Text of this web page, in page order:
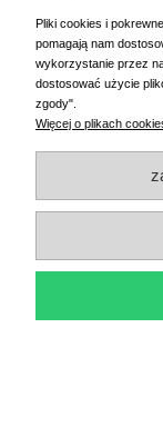
Twoja opinia:
Pliki cookies i
pomagają nam
wykorzystanie przez
dostosować użycie
zgody".
Więcej o plikach